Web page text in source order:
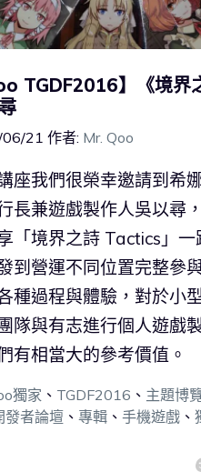
TGDF2016】《境界
21 作者: Mr. Qoo
座我們很榮幸邀請到希
長兼遊戲製作人吳以尋
「境界之詩 Tactics」一
到營運不同位置完整參
種過程與體驗，對於小
隊與有志進行個人遊戲
有相當大的參考價值。
獨家 、 TGDF2016 、 主題博
發者論壇 、 專輯 、 手機遊戲 、